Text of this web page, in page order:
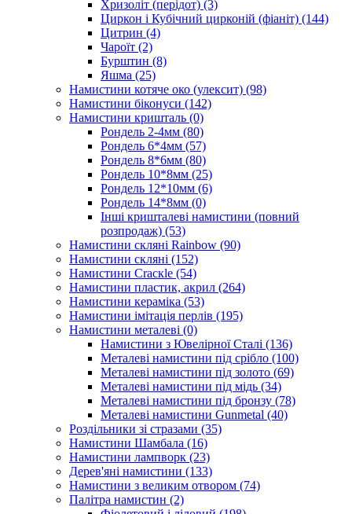
Хризоліт (перідот) (3)
Циркон і Кубічний цирконій (фіаніт) (144)
Цитрин (4)
Чароїт (2)
Бурштин (8)
Яшма (25)
Намистини котяче око (улексит) (98)
Намистини біконуси (142)
Намистини кришталь (0)
Рондель 2-4мм (80)
Рондель 6*4мм (57)
Рондель 8*6мм (80)
Рондель 10*8мм (25)
Рондель 12*10мм (6)
Рондель 14*8мм (0)
Інші кришталеві намистини (повний
розпродаж) (53)
Намистини скляні Rainbow (90)
Намистини скляні (152)
Намистини Cracкle (54)
Намистини пластик, акрил (264)
Намистини кераміка (53)
Намистини імітація перлів (195)
Намистини металеві (0)
Намистини з Ювелірної Сталі (136)
Металеві намистини під срібло (100)
Металеві намистини під золото (69)
Металеві намистини під мідь (34)
Металеві намистини під бронзу (78)
Металеві намистини Gunmetal (40)
Роздільники зі стразами (35)
Намистини Шамбала (16)
Намистини лампворк (23)
Дерев'яні намистини (133)
Намистини з великим отвором (74)
Палітра намистин (2)